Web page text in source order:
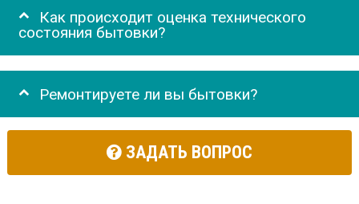
Как происходит оценка технического
состояния бытовки?
Ремонтируете ли вы бытовки?
ЗАДАТЬ ВОПРОС